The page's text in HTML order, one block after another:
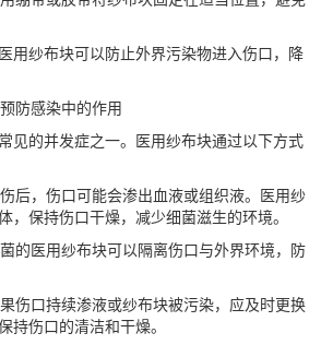
用纱布块可以防止外界污染物进入伤口，降
防感染中的作用
见的并发症之一。医用纱布块通过以下方式
后，伤口可能会渗出血液或组织液。医用纱
，保持伤口干燥，减少细菌滋生的环境。
的医用纱布块可以隔离伤口与外界环境，防
伤口持续渗液或纱布块被污染，应及时更换
持伤口的清洁和干燥。